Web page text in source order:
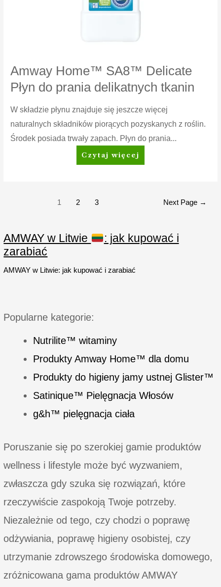
Amway Home™ SA8™ Delicate
Płyn do prania delikatnych tkanin
W składzie płynu znajduje się jeszcze więcej
naturalnych składników piorących pozyskanych z roślin.
Środek posiada trwały zapach. Płyn do prania...
Amway
Home™
Płyn
delikatnych
tkanin
Czytaj więcej
1 2 3 Next Page →
AMWAY w Litwie
: jak kupować i
zarabiać
AMWAY w Litwie: jak kupować i zarabiać
Popularne kategorie:
Nutrilite™ witaminy
Produkty Amway Home™ dla domu
Produkty do higieny jamy ustnej Glister™
Satinique™ Pielęgnacja Włosów
g&h™ pielęgnacja ciała
Poruszanie się po szerokiej gamie produktów
wellness i lifestyle może być wyzwaniem,
zwłaszcza gdy szuka się rozwiązań, które
rzeczywiście zaspokoją Twoje potrzeby.
Niezależnie od tego, czy chodzi o poprawę
odżywiania, poprawę higieny osobistej, czy
utrzymanie zdrowszego środowiska domowego,
zróżnicowana gama produktów AMWAY